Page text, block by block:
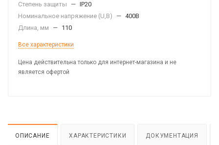
Степень защиты
— IP20
Номинальное напряжение (U,B)
— 400В
Длина, мм
— 110
Все характеристики
Цена действительна только для интернет-магазина и не
является офертой
ОПИСАНИЕ ХАРАКТЕРИСТИКИ ДОКУМЕНТАЦИЯ